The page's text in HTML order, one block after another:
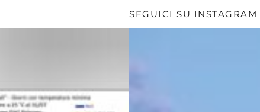
SEGUICI SU INSTAGRAM